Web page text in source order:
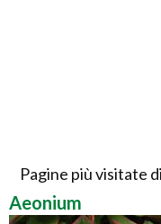
Pagine più visitate
Aeonium